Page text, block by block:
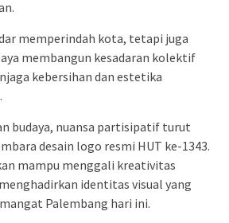
memperindah kota, tetapi juga
membangun kesadaran kolektif
kebersihan dan estetika
budaya, nuansa partisipatif turut
desain logo resmi HUT ke-1343.
mampu menggali kreativitas
identitas visual yang
Palembang hari ini.